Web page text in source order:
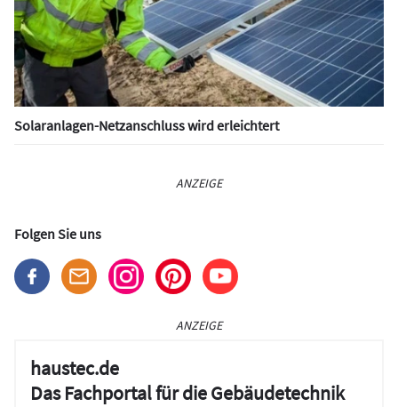
Solaranlagen-Netzanschluss wird erleichtert
ANZEIGE
Folgen Sie uns
ANZEIGE
haustec.de
Das Fachportal für die Gebäudetechnik